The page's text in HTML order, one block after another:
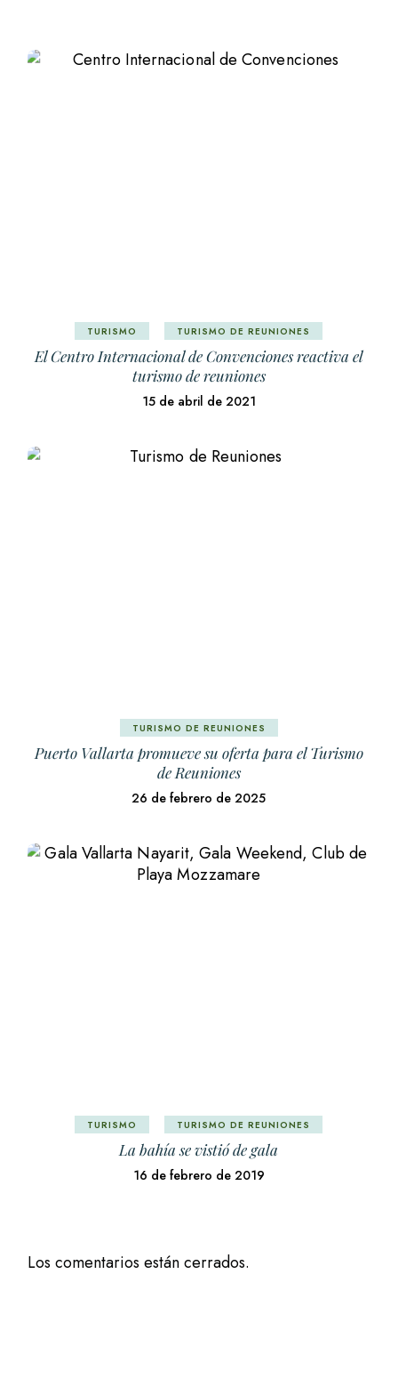
TURISMO TURISMO DE REUNIONES
El Centro Internacional de Convenciones reactiva el
turismo de reuniones
15 de abril de 2021
TURISMO DE REUNIONES
Puerto Vallarta promueve su oferta para el Turismo
de Reuniones
26 de febrero de 2025
TURISMO TURISMO DE REUNIONES
La bahía se vistió de gala
16 de febrero de 2019
Los comentarios están cerrados.